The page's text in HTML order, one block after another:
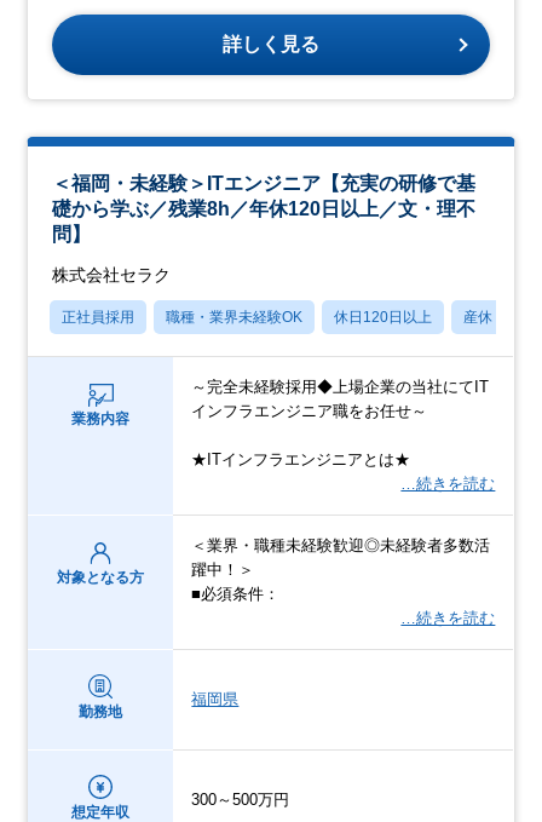
詳しく見る
＜福岡・未経験＞ITエンジニア【充実の研修で基
礎から学ぶ／残業8h／年休120日以上／文・理不
問】
株式会社セラク
正社員採用 職種・業界未経験OK 休日120日以上 産休・育休
業務内容
～完全未経験採用◆上場企業の当社にてIT
インフラエンジニア職をお任せ～
★ITインフラエンジニアとは★
…続きを読む
対象となる方
＜業界・職種未経験歓迎◎未経験者多数活
躍中！＞
■必須条件：
…続きを読む
勤務地
福岡県
想定年収
300～500万円